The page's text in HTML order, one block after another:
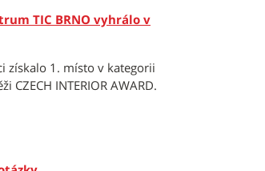
TIC BRNO vyhrálo v
získalo 1. místo v kategorii
INTERIOR AWARD.